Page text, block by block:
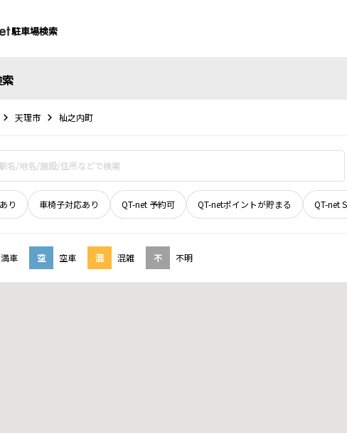
駐車場検索
天理市 杣之内町
り 車椅子対応あり QT-net 予約可 QT-netポイントが貯まる QT-net
満車 空 空車 混 混雑 不 不明